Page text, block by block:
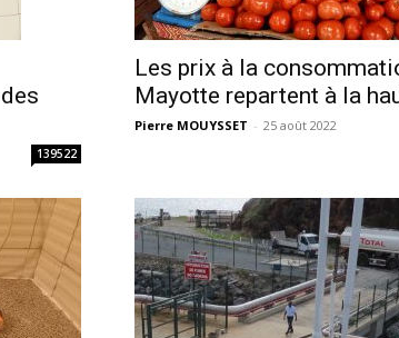
139522
Les prix à la
Mayotte repartent à la
Pierre MOUYSSET - 25 août 2022